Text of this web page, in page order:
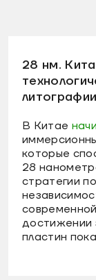
28 нм.
литографии
В Китае
которые
28
стратегии
достижении
пластин